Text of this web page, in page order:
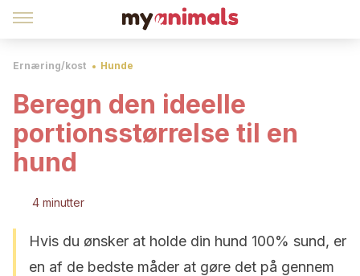
Ernæring/kost Hunde
Beregn den ideelle
portionsstørrelse til en
hund
4 minutter
Hvis du ønsker at holde din hund 100% sund, er
en af de bedste måder at gøre det på gennem